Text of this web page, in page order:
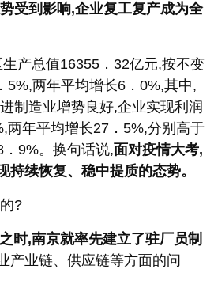
受到影响,企业复工复产成为全
产总值16355．32亿元,按不变
5%,两年平均增长6．0%,其中,
制造业增势良好,企业实现利润
两年平均增长27．5%,分别高于
9%。换句话说,面对疫情大考,
持续恢复、稳中提质的态势。
?
时,南京就率先建立了驻厂员制
产业链、供应链等方面的问